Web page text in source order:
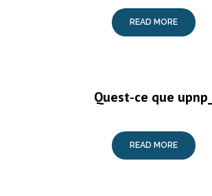
READ MORE
Quest-ce que upnp_
READ MORE